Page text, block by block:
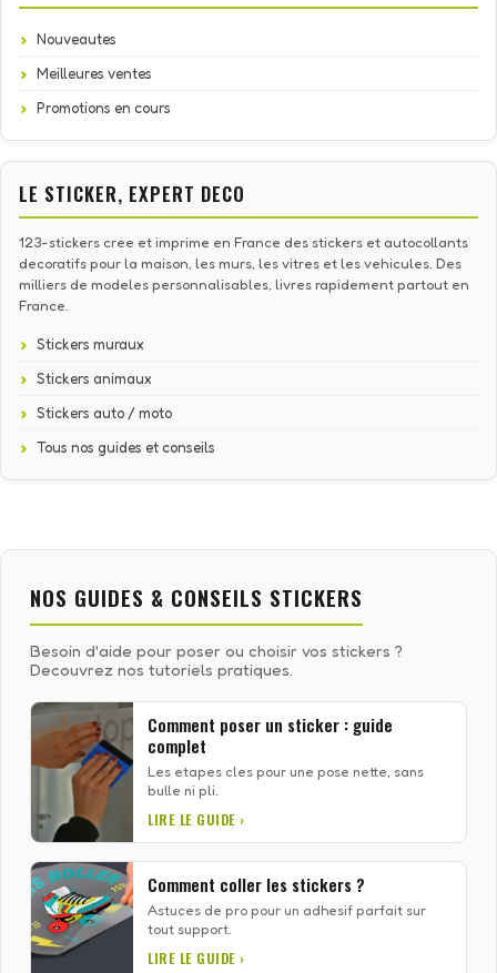
Nouveautes
Meilleures ventes
Promotions en cours
LE STICKER, EXPERT DECO
123-stickers cree et imprime en France des stickers et autocollants
decoratifs pour la maison, les murs, les vitres et les vehicules. Des
milliers de modeles personnalisables, livres rapidement partout en
France.
Stickers muraux
Stickers animaux
Stickers auto / moto
Tous nos guides et conseils
NOS GUIDES & CONSEILS STICKERS
Besoin d'aide pour poser ou choisir vos stickers ?
Decouvrez nos tutoriels pratiques.
Comment poser un sticker : guide
complet
Les etapes cles pour une pose nette, sans
bulle ni pli.
LIRE LE GUIDE ›
Comment coller les stickers ?
Astuces de pro pour un adhesif parfait sur
tout support.
LIRE LE GUIDE ›